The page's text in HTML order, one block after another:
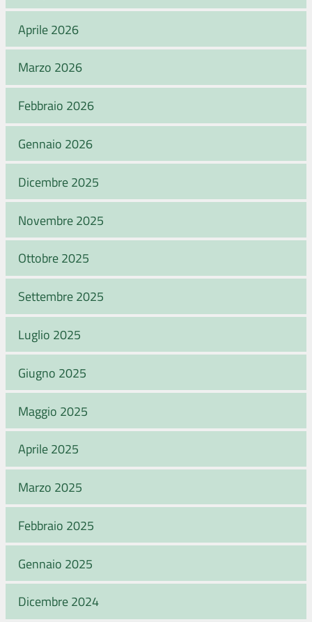
Aprile 2026
Marzo 2026
Febbraio 2026
Gennaio 2026
Dicembre 2025
Novembre 2025
Ottobre 2025
Settembre 2025
Luglio 2025
Giugno 2025
Maggio 2025
Aprile 2025
Marzo 2025
Febbraio 2025
Gennaio 2025
Dicembre 2024